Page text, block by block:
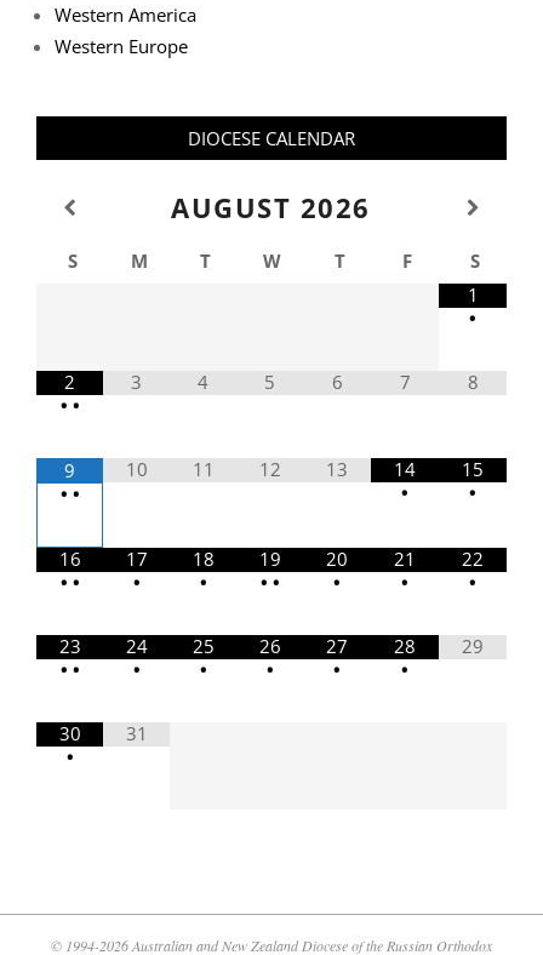
Western America
Western Europe
DIOCESE CALENDAR
AUGUST 2026
S M T W T F
S
1
•
2
• •
3 4 5 6 7 8
9
• •
10 11 12 13
14
•
15
•
16
• •
17
•
18
•
19
• •
20
•
21
•
22
•
23
• •
24
•
25
•
26
•
27
•
28
•
29
30
•
31
© 1994-2026 Australian and New Zealand Diocese of the Russian Orthodox